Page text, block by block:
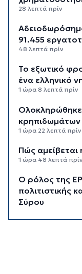
28 λεπτά πρίν
91.455
48 λεπτά πρίν
Το εξωτικό
ένα ελληνικό
1 ώρα 8 λεπτά πρίν
κρηπιδωμάτων
1 ώρα 22 λεπτά πρίν
Πώς αμείβεται
1 ώρα 48 λεπτά πρίν
Ο ρόλος της
πολιτιστικής
Σύρου